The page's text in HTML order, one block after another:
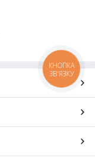
КНОПКА
ЗВ'ЯЗКУ